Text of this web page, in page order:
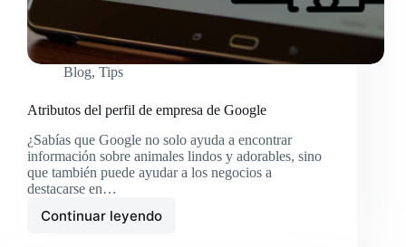
Blog, Tips
Atributos del perfil de empresa de Google
¿Sabías que Google no solo ayuda a encontrar
información sobre animales lindos y adorables, sino
que también puede ayudar a los negocios a
destacarse en…
Continuar leyendo
Atributos